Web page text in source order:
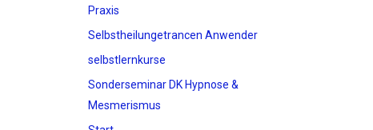
Praxis
Selbstheilungetrancen Anwender
selbstlernkurse
Sonderseminar DK Hypnose &
Mesmerismus